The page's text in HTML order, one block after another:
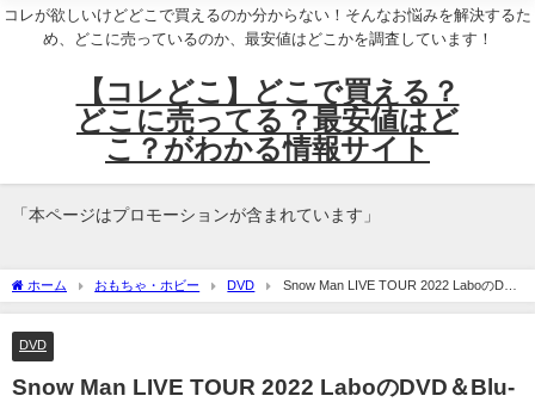
コレが欲しいけどどこで買えるのか分からない！そんなお悩みを解決するた
め、どこに売っているのか、最安値はどこかを調査しています！
【コレどこ】どこで買える？
どこに売ってる？最安値はど
こ？がわかる情報サイト
「本ページはプロモーションが含まれています」
ホーム おもちゃ・ホビー DVD
Snow Man LIVE TOUR 2022 LaboのDVD
＆Blu-rayはどこで買える？
DVD
Snow Man LIVE TOUR 2022 LaboのDVD＆Blu-